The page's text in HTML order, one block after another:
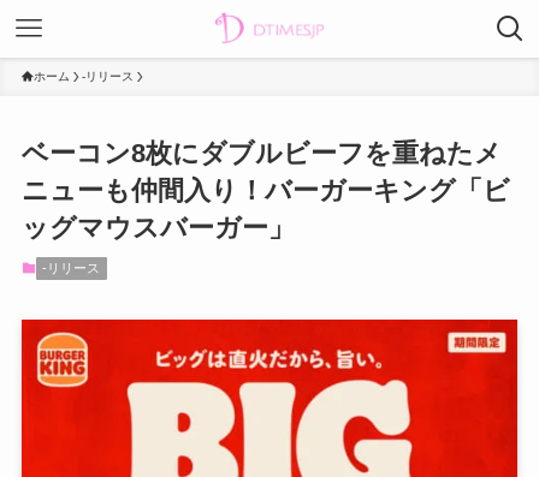
ホーム -リリース
ベーコン8枚にダブルビーフを重ねたメ
ニューも仲間入り！バーガーキング「ビ
ッグマウスバーガー」
-リリース